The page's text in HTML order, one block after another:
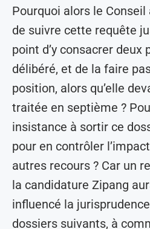
Pourquoi alors le
de suivre cette requête
point d’y consacrer deux
délibéré, et de la faire
position, alors qu’elle
traitée en septième ?
insistance à sortir ce
pour en contrôler
autres recours ? Car un
la candidature Zipang
influencé la
dossiers suivants, à